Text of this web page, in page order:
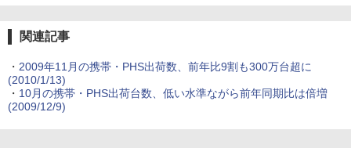
関連記事
・ 2009年11月の携帯・PHS出荷数、前年比9割も300万台超に
(2010/1/13)
・ 10月の携帯・PHS出荷台数、低い水準ながら前年同期比は倍増
(2009/12/9)